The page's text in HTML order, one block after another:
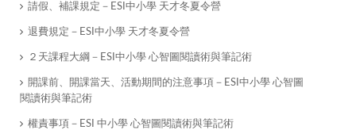
請假、補課規定－ESI中小學 天才冬夏令營
退費規定－ESI中小學 天才冬夏令營
２天課程大綱－ESI中小學 心智圖閱讀術與筆記術
開課前、開課當天、活動期間的注意事項－ESI中小學 心智圖
閱讀術與筆記術
權責事項－ESI 中小學 心智圖閱讀術與筆記術